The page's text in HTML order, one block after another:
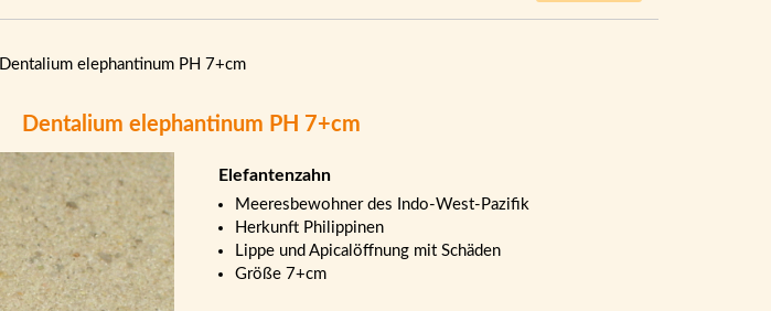
Dentalium elephantinum PH 7+cm
Dentalium elephantinum PH 7+cm
Elefantenzahn
Meeresbewohner des Indo-West-Pazifik
Herkunft Philippinen
Lippe und Apicalöffnung mit Schäden
Größe 7+cm